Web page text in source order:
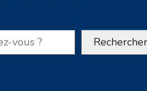
Rechercher